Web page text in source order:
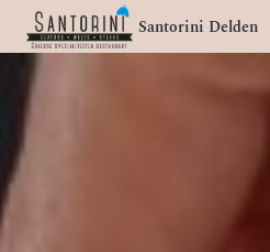
Santorini Delden